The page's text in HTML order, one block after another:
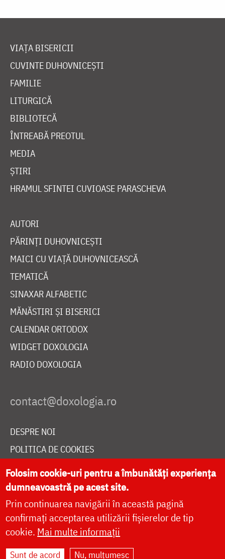
VIAȚA BISERICII
CUVINTE DUHOVNICEȘTI
FAMILIE
LITURGICĂ
BIBLIOTECĂ
ÎNTREABĂ PREOTUL
MEDIA
ȘTIRI
HRAMUL SFINTEI CUVIOASE PARASCHEVA
AUTORI
PĂRINȚI DUHOVNICEȘTI
MAICI CU VIAȚĂ DUHOVNICEASCĂ
TEMATICĂ
SINAXAR ALFABETIC
MĂNĂSTIRI ȘI BISERICI
CALENDAR ORTODOX
WIDGET DOXOLOGIA
RADIO DOXOLOGIA
DESPRE NOI
POLITICA DE COOKIES
DONEAZĂ ONLINE PENTRU CATEDRALA NAȚIONALĂ
LIVE
Site dezvoltat deDOXOLOGIA MEDIA
Folosim cookie-uri pentru a îmbunătăți experiența
dumneavoastră pe acest site.
Prin continuarea navigării în această pagină
confirmați acceptarea utilizării fișierelor de tip
cookie. Mai multe informații
Sunt de acord Nu, mulțumesc